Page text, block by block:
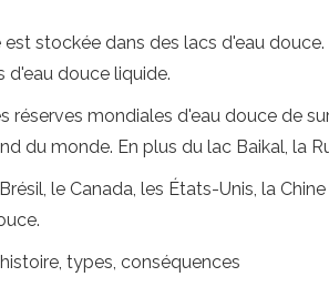
stockée dans des lacs d'eau
d'eau douce liquide.
réserves mondiales d'eau douce de
du monde. En plus du lac Baikal, la
le Canada, les États-Unis, la
types, conséquences